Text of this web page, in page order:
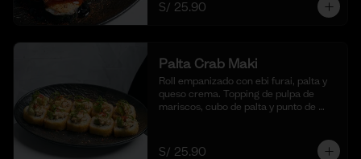
S/ 25.90
Palta Crab Maki
Roll empanizado con ebi furai, palta y
queso crema. Topping de pulpa de
mariscos, cubo de palta y punto de
S/ 25.90